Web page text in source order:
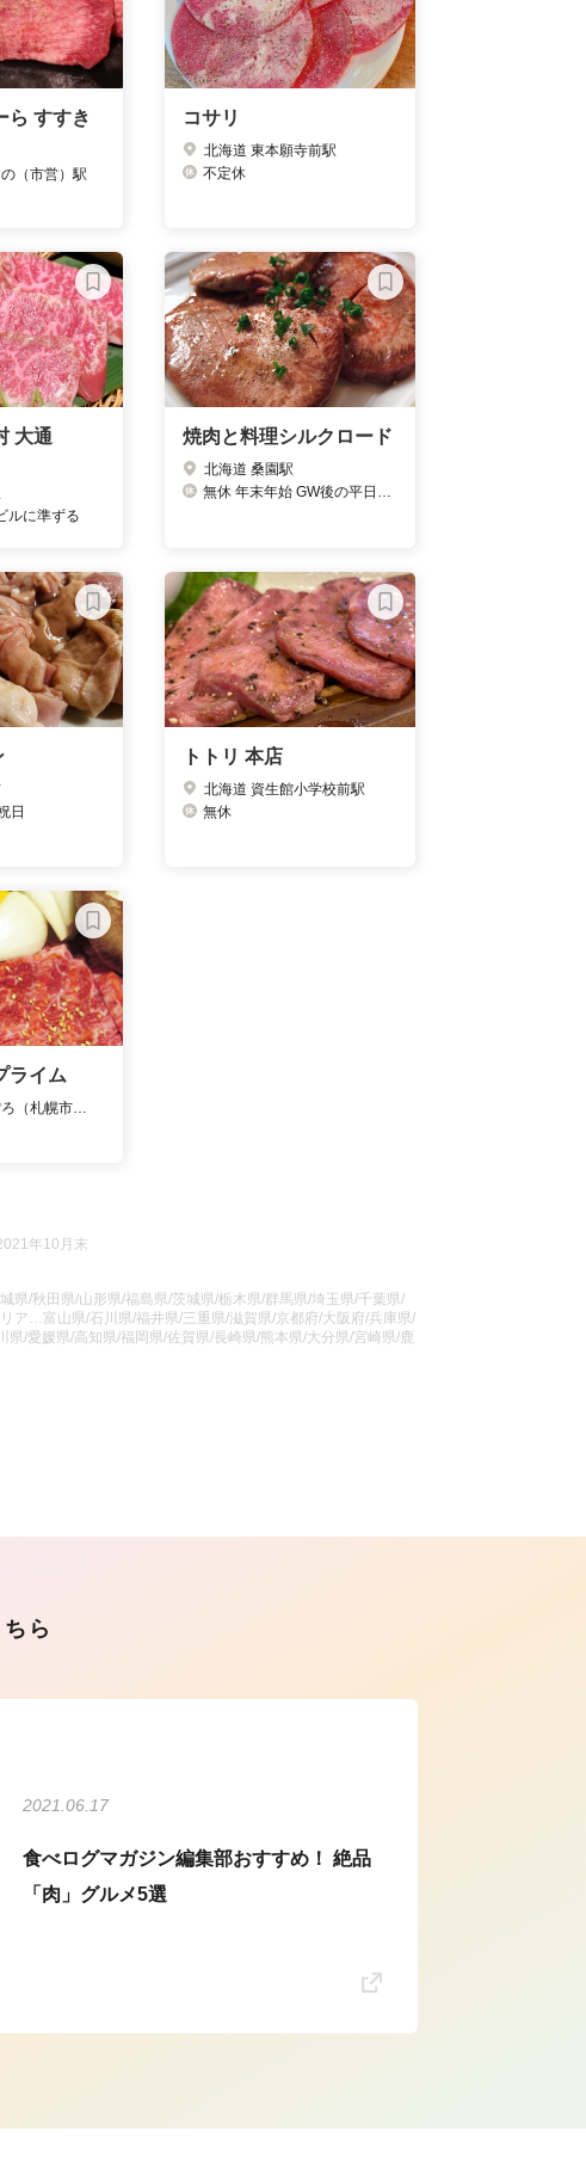
ら すすき
（市営）駅
コサリ
北海道 東本願寺前駅
不定休
大通
ルに準ずる
焼肉と料理シルクロード
北海道 桑園駅
無休 年末年始 GW後の平日3日間30年5月7日～9日
日
トトリ 本店
北海道 資生館小学校前駅
無休
ライム
北海道 さっぽろ（札幌市営）駅
年10月末
/秋田県/山形県/福島県/茨城県/栃木県/群馬県/埼玉県/千葉県/
ア…富山県/石川県/福井県/三重県/滋賀県/京都府/大阪府/兵庫県/
/愛媛県/高知県/福岡県/佐賀県/長崎県/熊本県/大分県/宮崎県/鹿
ら
2021.06.17
食べログマガジン編集部おすすめ！ 絶品
「肉」グルメ5選